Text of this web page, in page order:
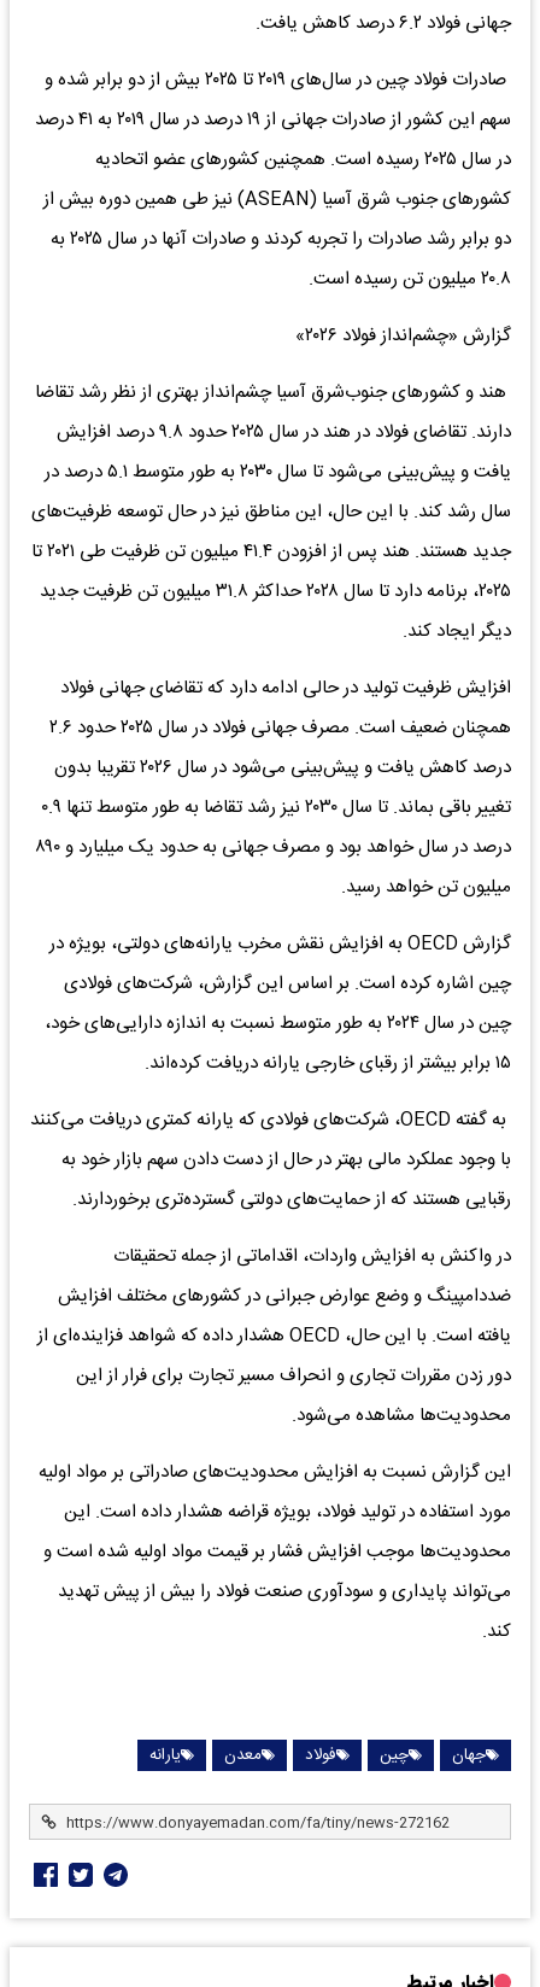
جهانی فولاد ۶.۲ درصد کاهش یافت.
صادرات فولاد چین در سال‌های ۲۰۱۹ تا ۲۰۲۵ بیش از دو برابر شده و
سهم این کشور از صادرات جهانی از ۱۹ درصد در سال ۲۰۱۹ به ۴۱ درصد
در سال ۲۰۲۵ رسیده است. همچنین کشورهای عضو اتحادیه
کشورهای جنوب شرق آسیا (ASEAN) نیز طی همین دوره بیش از
دو برابر رشد صادرات را تجربه کردند و صادرات آنها در سال ۲۰۲۵ به
۲۰.۸ میلیون تن رسیده است.
گزارش «چشم‌انداز فولاد ۲۰۲۶»
هند و کشورهای جنوب‌شرق آسیا چشم‌انداز بهتری از نظر رشد تقاضا
دارند. تقاضای فولاد در هند در سال ۲۰۲۵ حدود ۹.۸ درصد افزایش
یافت و پیش‌بینی می‌شود تا سال ۲۰۳۰ به طور متوسط ۵.۱ درصد در
سال رشد کند. با این حال، این مناطق نیز در حال توسعه ظرفیت‌های
جدید هستند. هند پس از افزودن ۴۱.۴ میلیون تن ظرفیت طی ۲۰۲۱ تا
۲۰۲۵، برنامه دارد تا سال ۲۰۲۸ حداکثر ۳۱.۸ میلیون تن ظرفیت جدید
دیگر ایجاد کند.
افزایش ظرفیت تولید در حالی ادامه دارد که تقاضای جهانی فولاد
همچنان ضعیف است. مصرف جهانی فولاد در سال ۲۰۲۵ حدود ۲.۶
درصد کاهش یافت و پیش‌بینی می‌شود در سال ۲۰۲۶ تقریبا بدون
تغییر باقی بماند. تا سال ۲۰۳۰ نیز رشد تقاضا به طور متوسط تنها ۰.۹
درصد در سال خواهد بود و مصرف جهانی به حدود یک میلیارد و ۸۹۰
میلیون تن خواهد رسید.
گزارش OECD به افزایش نقش مخرب یارانه‌های دولتی، بویژه در
چین اشاره کرده است. بر اساس این گزارش، شرکت‌های فولادی
چین در سال ۲۰۲۴ به طور متوسط نسبت به اندازه دارایی‌های خود،
۱۵ برابر بیشتر از رقبای خارجی یارانه دریافت کرده‌اند.
به گفته OECD، شرکت‌های فولادی که یارانه کمتری دریافت می‌کنند
با وجود عملکرد مالی بهتر در حال از دست دادن سهم بازار خود به
رقبایی هستند که از حمایت‌های دولتی گسترده‌تری برخوردارند.
در واکنش به افزایش واردات، اقداماتی از جمله تحقیقات
ضددامپینگ و وضع عوارض جبرانی در کشورهای مختلف افزایش
یافته است. با این حال، OECD هشدار داده که شواهد فزاینده‌ای از
دور زدن مقررات تجاری و انحراف مسیر تجارت برای فرار از این
محدودیت‌ها مشاهده می‌شود.
این گزارش نسبت به افزایش محدودیت‌های صادراتی بر مواد اولیه
مورد استفاده در تولید فولاد، بویژه قراضه هشدار داده است. این
محدودیت‌ها موجب افزایش فشار بر قیمت مواد اولیه شده است و
می‌تواند پایداری و سودآوری صنعت فولاد را بیش از پیش تهدید
کند.
جهان چین فولاد معدن یارانه